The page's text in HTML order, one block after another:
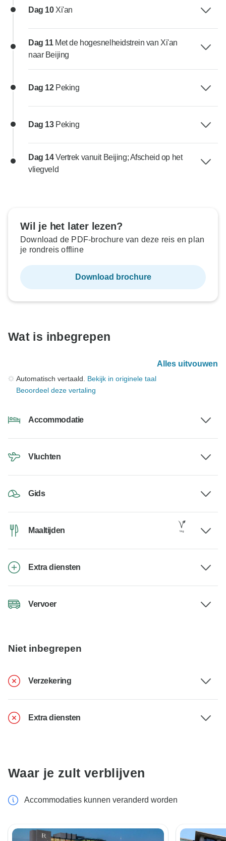
Dag 10 Xi'an
Dag 11 Met de hogesnelheidstrein van Xi'an
naar Beijing
Dag 12 Peking
Dag 13 Peking
Dag 14Vertrek vanuit Beijing; Afscheid op het
vliegveld
Wil je het later lezen?
Download de PDF-brochure van deze reis en plan
je rondreis offline
Download brochure
Wat is inbegrepen
Alles uitvouwen
Automatisch vertaald. Bekijk in originele taal
Beoordeel deze vertaling
Accommodatie
Vluchten
Gids
Maaltijden
Extra diensten
Vervoer
Niet inbegrepen
Verzekering
Extra diensten
Waar je zult verblijven
Accommodaties kunnen veranderd worden